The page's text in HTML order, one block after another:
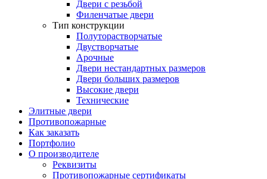
Двери с резьбой
Филенчатые двери
Тип конструкции
Полуторастворчатые
Двустворчатые
Арочные
Двери нестандартных размеров
Двери больших размеров
Высокие двери
Технические
Элитные двери
Противопожарные
Как заказать
Портфолио
О производителе
Реквизиты
Противопожарные сертификаты